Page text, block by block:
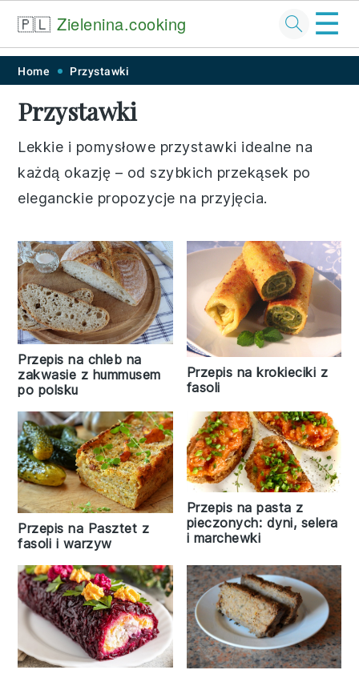
Skip
primary
navigation
Skip
main
content
Skip
primary
sidebar
Skip
footer
🇵🇱 Zielenina.cooking ☰
Home Przystawki
Przystawki
Lekkie i pomysłowe przystawki idealne na
każdą okazję – od szybkich przekąsek po
eleganckie propozycje na przyjęcia.
Przepis na chleb na
zakwasie z hummusem
po polsku
Przepis na krokieciki z
fasoli
Przepis na Pasztet z
fasoli i warzyw
Przepis na pasta z
pieczonych: dyni, selera
i marchewki